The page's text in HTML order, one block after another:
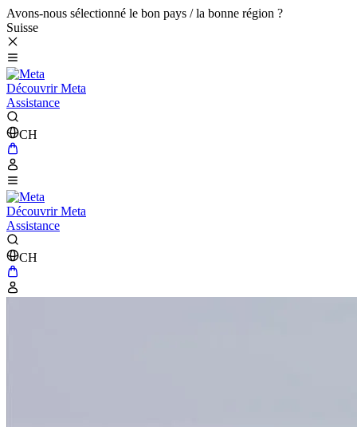
Avons-nous sélectionné le bon pays / la bonne région ?
Suisse
Découvrir Meta
Assistance
CH
Découvrir Meta
Assistance
CH